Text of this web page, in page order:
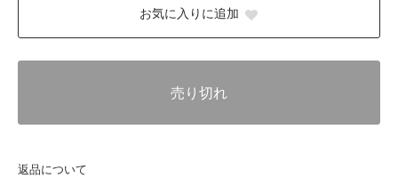
お気に入りに追加
売り切れ
返品について